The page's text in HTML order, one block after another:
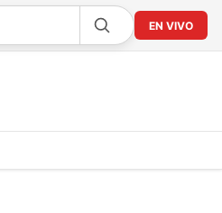
EN VIVO